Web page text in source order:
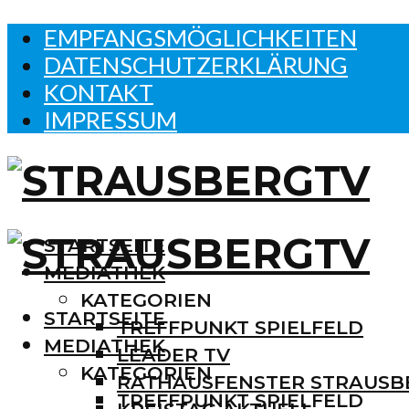
EMPFANGSMÖGLICHKEITEN
DATENSCHUTZERKLÄRUNG
KONTAKT
IMPRESSUM
STARTSEITE
MEDIATHEK
KATEGORIEN
TREFFPUNKT SPIELFELD
LEADER TV
RATHAUSFENSTER
STARTSEITE
MEDIATHEK
KATEGORIEN
TREFFPUNKT SPIELFELD